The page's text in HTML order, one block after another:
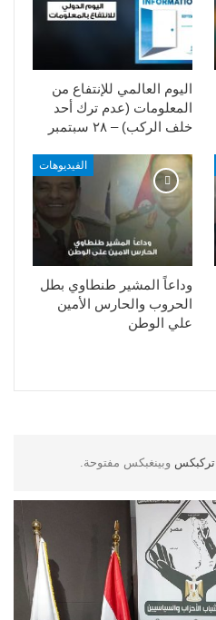
اليوم العالمي للإنتفاع من
المعلومات (عدم ترك أحد
خلف الركب) – ٢٨ سبتمبر
الفيديوهات
وداعاً المشير طنطاوي بطل
الحروب والحارس الأمين
علي الوطن
تركبكس وبينغبكس مفتوحة.